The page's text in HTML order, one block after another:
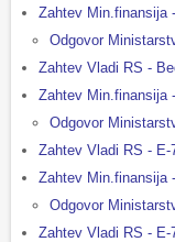
Zahtev Min.finansija
Odgovor
Zahtev Vladi RS -
Zahtev Min.finansija
Odgovor
Zahtev Vladi RS - E-
Zahtev Min.finansija
Odgovor
Zahtev Vladi RS -